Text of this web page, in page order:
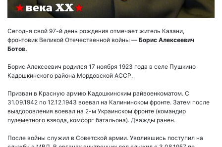
Сегодня свой 97-й день рождения отмечает житель Казани,
фронтовик Великой Отечественной войны — Борис Алексеевич
Ботов.
Борис Алексеевич родился 17 ноября 1923 года в селе Пушкино
Кадошкинского района Мордовской АССР.
Призван в Красную армию Кадошкинским райвоенкоматом. С
31.09.1942 по 12.12.1943 воевал на Калининском фронте. Затем после
выздоровления воевал на 2-м Украинском фронте (командир
пулеметного взвода, комсорг батальона). Дважды ранен.
После войны служил в Советской армии. Уволившись поступил на